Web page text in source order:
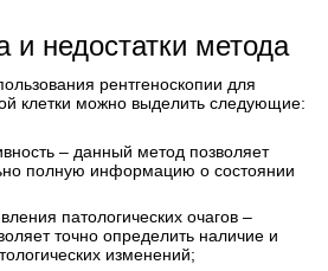
недостатки метода
рентгеноскопии для
клетки можно выделить следующие:
– данный метод позволяет
полную информацию о состоянии
патологических очагов –
точно определить наличие и
изменений;